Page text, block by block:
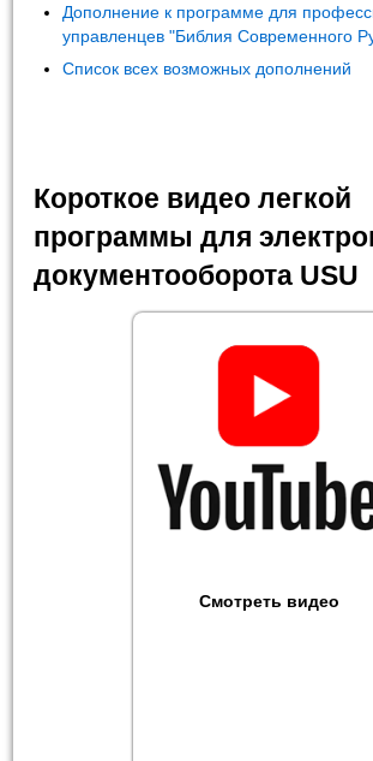
Дополнение к программе для
управленцев "Библия Современного
Список всех возможных дополнений
Короткое видео легкой
программы для
документооборота USU
Смотреть видео